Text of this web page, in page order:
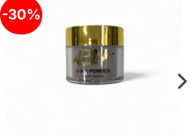
-30%